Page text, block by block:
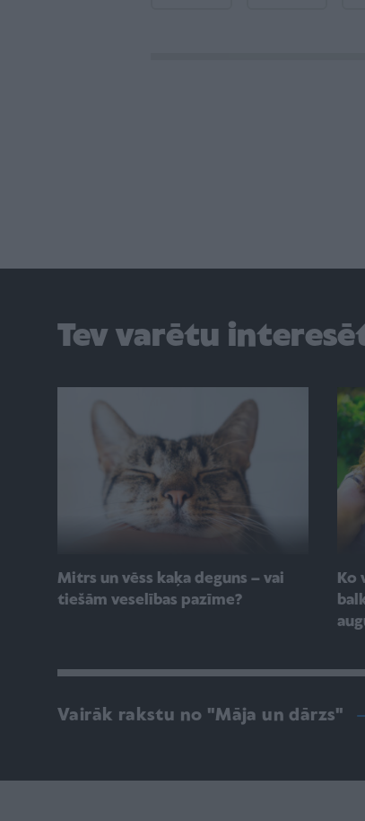
Tev varētu
Mitrs un vēss kaķa deguns – vai
tiešām veselības pazīme?
Ko
Vairāk rakstu no "Māja un dārzs"